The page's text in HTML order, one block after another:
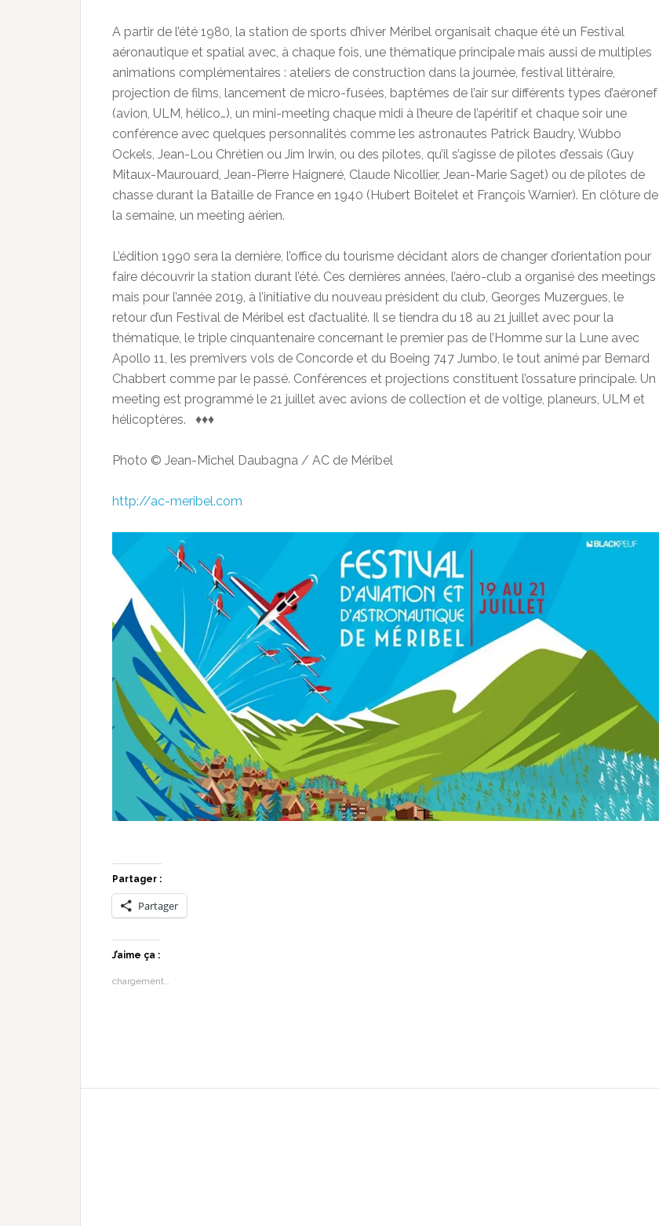
A partir de l’été 1980, la station de sports d’hiver Méribel organisait chaque été un Festival
aéronautique et spatial avec, à chaque fois, une thématique principale mais aussi de multiples
animations complémentaires : ateliers de construction dans la journée, festival littéraire,
projection de films, lancement de micro-fusées, baptêmes de l’air sur différents types d’aéronef
(avion, ULM, hélico…), un mini-meeting chaque midi à l’heure de l’apéritif et chaque soir une
conférence avec quelques personnalités comme les astronautes Patrick Baudry, Wubbo
Ockels, Jean-Lou Chrétien ou Jim Irwin, ou des pilotes, qu’il s’agisse de pilotes d’essais (Guy
Mitaux-Maurouard, Jean-Pierre Haigneré, Claude Nicollier, Jean-Marie Saget) ou de pilotes de
chasse durant la Bataille de France en 1940 (Hubert Boitelet et François Warnier). En clôture de
la semaine, un meeting aérien.
L’édition 1990 sera la dernière, l’office du tourisme décidant alors de changer d’orientation pour
faire découvrir la station durant l’été. Ces dernières années, l’aéro-club a organisé des meetings
mais pour l’année 2019, à l’initiative du nouveau président du club, Georges Muzergues, le
retour d’un Festival de Méribel est d’actualité. Il se tiendra du 18 au 21 juillet avec pour la
thématique, le triple cinquantenaire concernant le premier pas de l’Homme sur la Lune avec
Apollo 11, les premivers vols de Concorde et du Boeing 747 Jumbo, le tout animé par Bernard
Chabbert comme par le passé. Conférences et projections constituent l’ossature principale. Un
meeting est programmé le 21 juillet avec avions de collection et de voltige, planeurs, ULM et
hélicoptères. ♦♦♦
Photo © Jean-Michel Daubagna / AC de Méribel
http://ac-meribel.com
Partager :
Partager
J’aime ça :
chargement…